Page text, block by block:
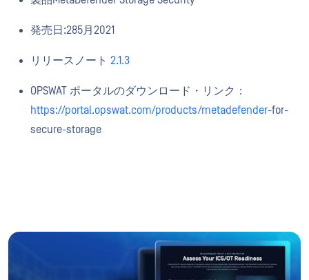
発売日:285月2021
リリースノート 2.1.3
OPSWAT ポータルのダウンロード・リンク ：
https://portal.opswat.com/products/metadefender-for-
secure-storage